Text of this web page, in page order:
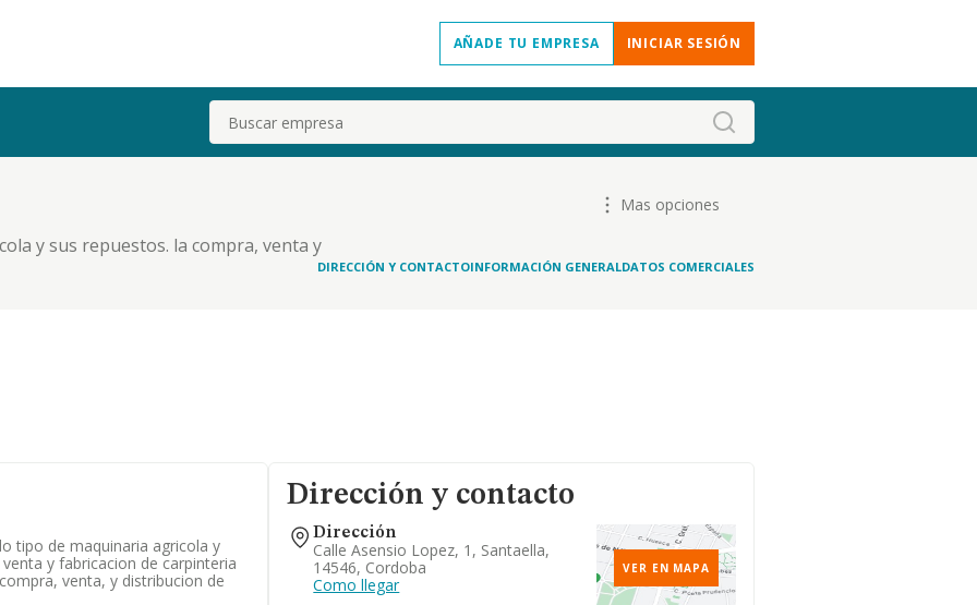
AÑADE TU EMPRESA INICIAR SESIÓN
Buscar
y sus repuestos. la compra, venta y
venta, y distribucion de objetos de
Mas opciones
DIRECCIÓN Y CONTACTOINFORMACIÓN GENERALDATOS COMERCIALES
tipo de maquinaria agricola y
y fabricacion de carpinteria
venta, y distribucion de
Dirección y contacto
Dirección
Calle Asensio Lopez, 1, Santaella,
14546, Cordoba
Como llegar
VER EN MAPA